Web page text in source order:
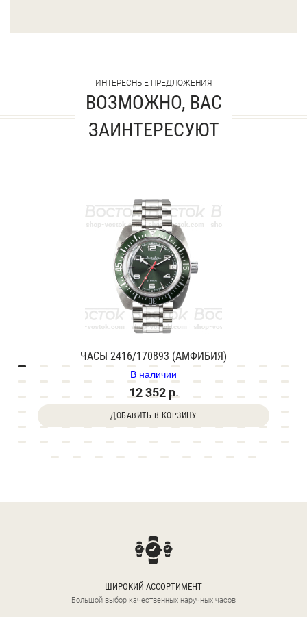
ИНТЕРЕСНЫЕ ПРЕДЛОЖЕНИЯ
ВОЗМОЖНО, ВАС
ЗАИНТЕРЕСУЮТ
ЧАСЫ 2416/170893 (АМФИБИЯ)
В наличии
12 352 р.
ДОБАВИТЬ В КОРЗИНУ
ШИРОКИЙ АССОРТИМЕНТ
Большой выбор качественных наручных часов